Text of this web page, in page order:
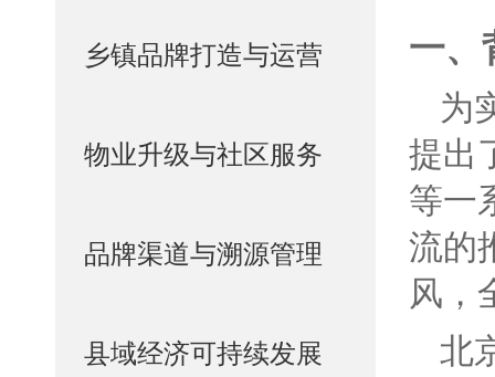
乡镇品牌打造与运营
物业升级与社区服务
品牌渠道与溯源管理
县域经济可持续发展
一、
为
提出
等一
流的
风，
北